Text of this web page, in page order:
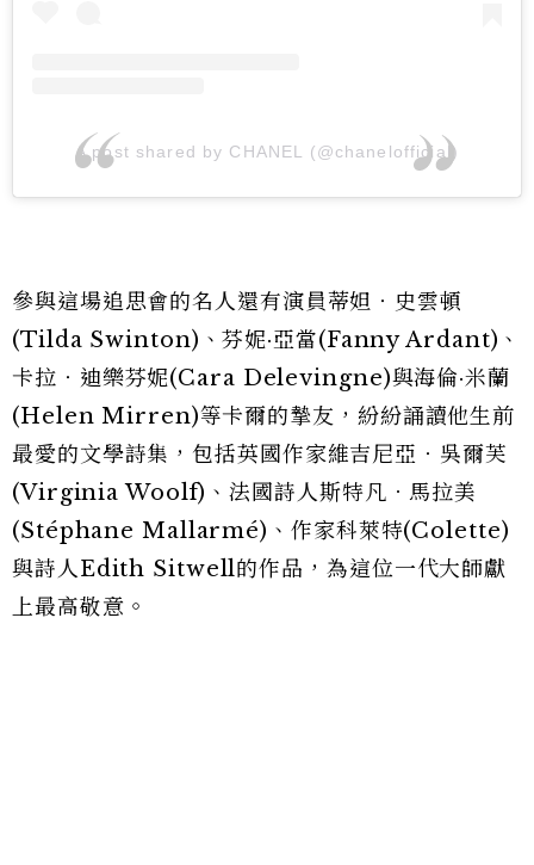
A post shared by CHANEL (@chanelofficial)
參與這場追思會的名人還有演員蒂妲‧史雲頓
(Tilda Swinton)、芬妮·亞當(Fanny Ardant)、
卡拉‧迪樂芬妮(Cara Delevingne)與海倫·米蘭
(Helen Mirren)等卡爾的摯友，紛紛誦讀他生前
最愛的文學詩集，包括英國作家維吉尼亞‧吳爾芙
(Virginia Woolf)、法國詩人斯特凡．馬拉美
(Stéphane Mallarmé)、作家科萊特(Colette)
與詩人Edith Sitwell的作品，為這位一代大師獻
上最高敬意。